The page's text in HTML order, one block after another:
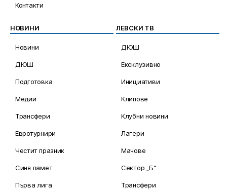
Контакти
НОВИНИ
Новини
ДЮШ
Подготовка
Медии
Трансфери
Евротурнири
Честит празник
Синя памет
Първа лига
ЛЕВСКИ ТВ
ДЮШ
Ексклузивно
Инициативи
Клипове
Клубни новини
Лагери
Мачове
Сектор „Б“
Трансфери